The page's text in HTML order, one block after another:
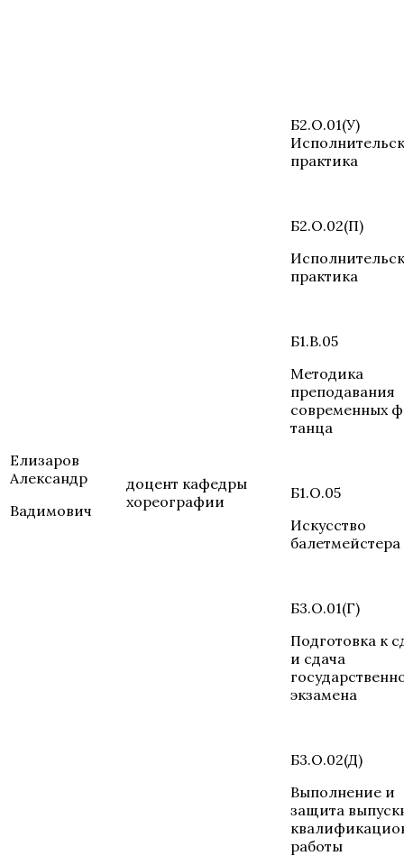
Елизаров
Александр
Вадимович
доцент кафедры
хореографии
Б2.О.01(У)
практика
Б2.О.02(П)
практика
Б1.В.05
Методика
преподавания
современных
танца
Б1.О.05
Искусство
балетмейстера
Б3.О.01(Г)
Подготовка к
и сдача
экзамена
Б3.О.02(Д)
Выполнение и
защита
работы